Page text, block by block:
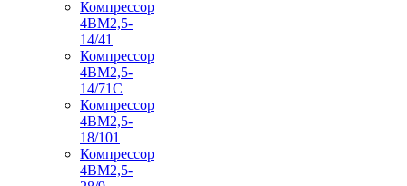
Компрессор
4ВМ2,5-
14/41
Компрессор
4ВМ2,5-
14/71C
Компрессор
4ВМ2,5-
18/101
Компрессор
4ВМ2,5-